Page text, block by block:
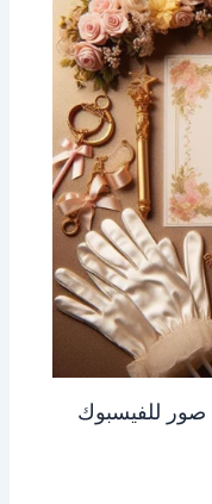
صور للفيسبوك